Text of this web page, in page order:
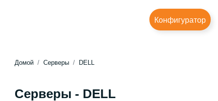
Конфигуратор
Домой Серверы DELL
Серверы - DELL